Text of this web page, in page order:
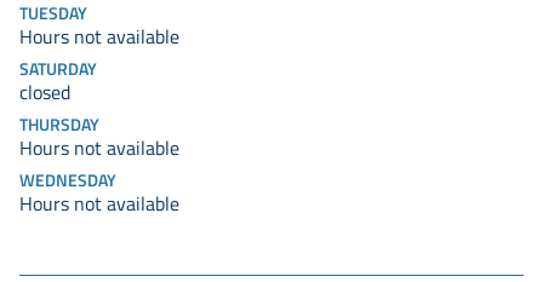
TUESDAY
Hours not available
SATURDAY
closed
THURSDAY
Hours not available
WEDNESDAY
Hours not available